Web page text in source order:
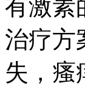
有激素
治疗方
失，瘙